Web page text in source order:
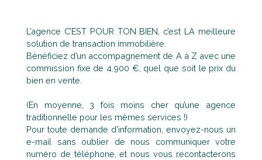
L’agence C’EST POUR TON BIEN, c’est LA meilleure
solution de transaction immobilière.
Bénéficiez d’un accompagnement de A à Z avec une
commission fixe de 4.900 €, quel que soit le prix du
bien en vente.
(En moyenne, 3 fois moins cher qu’une agence
traditionnelle pour les mêmes services !)
Pour toute demande d'information, envoyez-nous un
e-mail sans oublier de nous communiquer votre
numéro de téléphone, et nous vous recontacterons